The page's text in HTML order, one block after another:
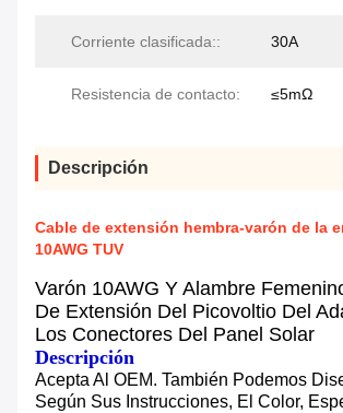
Corriente clasificada:: 30A
Resistencia de contacto: ≤5mΩ
Descripción
Cable de extensión hembra-varón de la
10AWG TUV
Varón 10AWG Y Alambre
De Extensión Del Picovoltio Del
Los Conectores Del Panel Solar
Descripción
Acepta Al OEM. También Podemos
Según Sus Instrucciones, El Color,